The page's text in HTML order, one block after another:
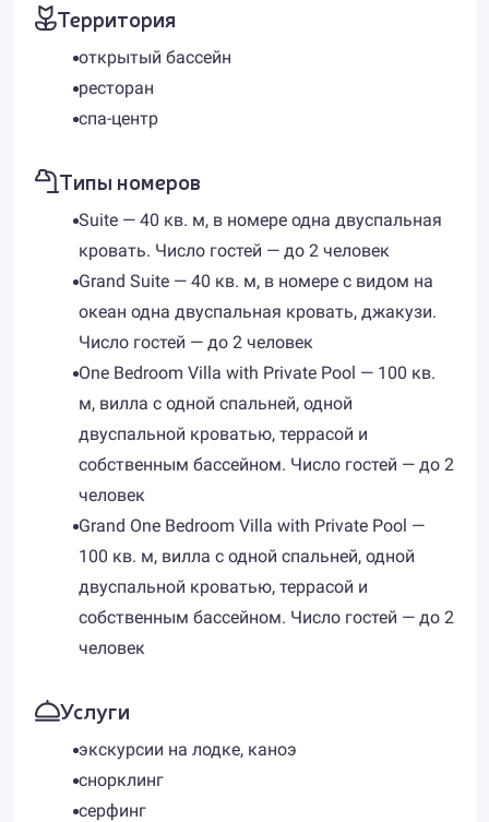
Территория
открытый бассейн
ресторан
спа-центр
Типы номеров
Suite — 40 кв. м, в номере одна двуспальная
кровать. Число гостей — до 2 человек
Grand Suite — 40 кв. м, в номере с видом на
океан одна двуспальная кровать, джакузи.
Число гостей — до 2 человек
One Bedroom Villa with Private Pool — 100 кв.
м, вилла с одной спальней, одной
двуспальной кроватью, террасой и
собственным бассейном. Число гостей — до 2
человек
Grand One Bedroom Villa with Private Pool —
100 кв. м, вилла с одной спальней, одной
двуспальной кроватью, террасой и
собственным бассейном. Число гостей — до 2
человек
Услуги
экскурсии на лодке, каноэ
снорклинг
серфинг